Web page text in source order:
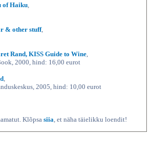
of Haiku
& other stuff,
Rand, KISS Guide to Wine
2000, hind: 16,00 eurot
2005, hind: 10,00 eurot
Klõpsa siia , et näha täielikku loendit!